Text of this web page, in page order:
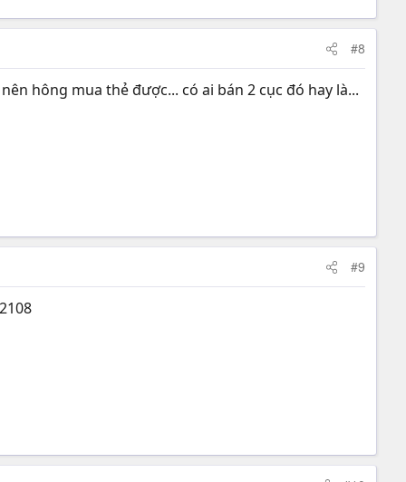
#8
hông mua thẻ được... có ai bán 2 cục đó hay là...
#9